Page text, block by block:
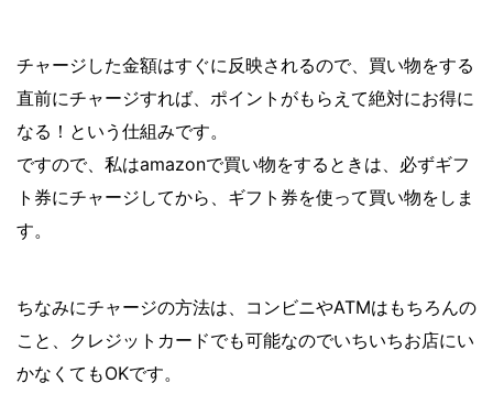
チャージした金額はすぐに反映されるので、買い物をする
直前にチャージすれば、ポイントがもらえて絶対にお得に
なる！という仕組みです。
ですので、私はamazonで買い物をするときは、必ずギフ
ト券にチャージしてから、ギフト券を使って買い物をしま
す。
ちなみにチャージの方法は、コンビニやATMはもちろんの
こと、クレジットカードでも可能なのでいちいちお店にい
かなくてもOKです。